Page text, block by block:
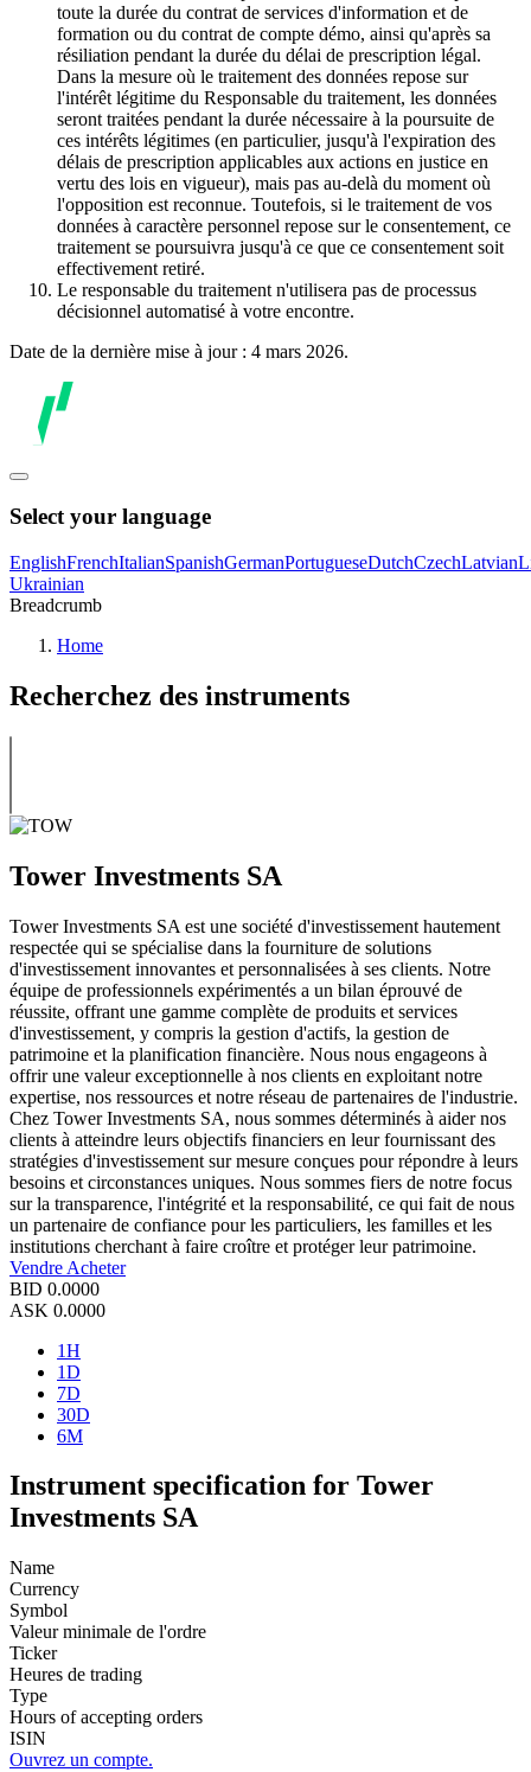
toute la durée du contrat de services d'information et de
formation ou du contrat de compte démo, ainsi qu'après sa
résiliation pendant la durée du délai de prescription légal.
Dans la mesure où le traitement des données repose sur
l'intérêt légitime du Responsable du traitement, les données
seront traitées pendant la durée nécessaire à la poursuite de
ces intérêts légitimes (en particulier, jusqu'à l'expiration des
délais de prescription applicables aux actions en justice en
vertu des lois en vigueur), mais pas au-delà du moment où
l'opposition est reconnue. Toutefois, si le traitement de vos
données à caractère personnel repose sur le consentement, ce
traitement se poursuivra jusqu'à ce que ce consentement soit
effectivement retiré.
Le responsable du traitement n'utilisera pas de processus
décisionnel automatisé à votre encontre.
Date de la dernière mise à jour : 4 mars 2026.
Select your language
EnglishFrenchItalianSpanishGermanPortugueseDutchCzechLatvian
Ukrainian
Breadcrumb
Home
Recherchez des instruments
Tower Investments SA
Tower Investments SA est une société d'investissement hautement
respectée qui se spécialise dans la fourniture de solutions
d'investissement innovantes et personnalisées à ses clients. Notre
équipe de professionnels expérimentés a un bilan éprouvé de
réussite, offrant une gamme complète de produits et services
d'investissement, y compris la gestion d'actifs, la gestion de
patrimoine et la planification financière. Nous nous engageons à
offrir une valeur exceptionnelle à nos clients en exploitant notre
expertise, nos ressources et notre réseau de partenaires de l'industrie.
Chez Tower Investments SA, nous sommes déterminés à aider nos
clients à atteindre leurs objectifs financiers en leur fournissant des
stratégies d'investissement sur mesure conçues pour répondre à leurs
besoins et circonstances uniques. Nous sommes fiers de notre focus
sur la transparence, l'intégrité et la responsabilité, ce qui fait de nous
un partenaire de confiance pour les particuliers, les familles et les
institutions cherchant à faire croître et protéger leur patrimoine.
Vendre Acheter
BID 0.0000
ASK 0.0000
1H
1D
7D
30D
6M
Instrument specification for Tower
Investments SA
Name
Currency
Symbol
Valeur minimale de l'ordre
Ticker
Heures de trading
Type
Hours of accepting orders
ISIN
Ouvrez un compte.